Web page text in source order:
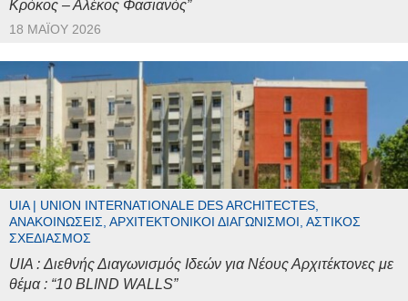
Κρόκος – Αλέκος Φασιανός”
18 ΜΑΪ́ΟΥ 2026
UIA | UNION INTERNATIONALE DES ARCHITECTES,
ΑΝΑΚΟΙΝΏΣΕΙΣ, ΑΡΧΙΤΕΚΤΟΝΙΚΟΊ ΔΙΑΓΩΝΙΣΜΟΊ, ΑΣΤΙΚΌΣ
ΣΧΕΔΙΑΣΜΌΣ
UIA : Διεθνής Διαγωνισμός Ιδεών για Νέους Αρχιτέκτονες με
θέμα : “10 BLIND WALLS”